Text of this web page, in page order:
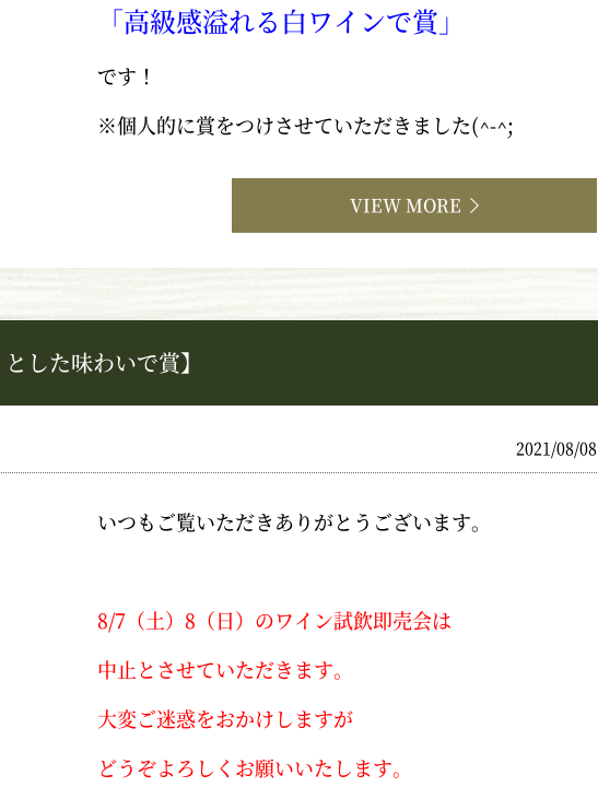
「高級感溢れる白ワインで賞」
です！
※個人的に賞をつけさせていただきました(^-^;
VIEW MORE
した味わいで賞】
2021/08/08
いつもご覧いただきありがとうございます。
8/7（土）8（日）のワイン試飲即売会は
中止とさせていただきます。
大変ご迷惑をおかけしますが
どうぞよろしくお願いいたします。